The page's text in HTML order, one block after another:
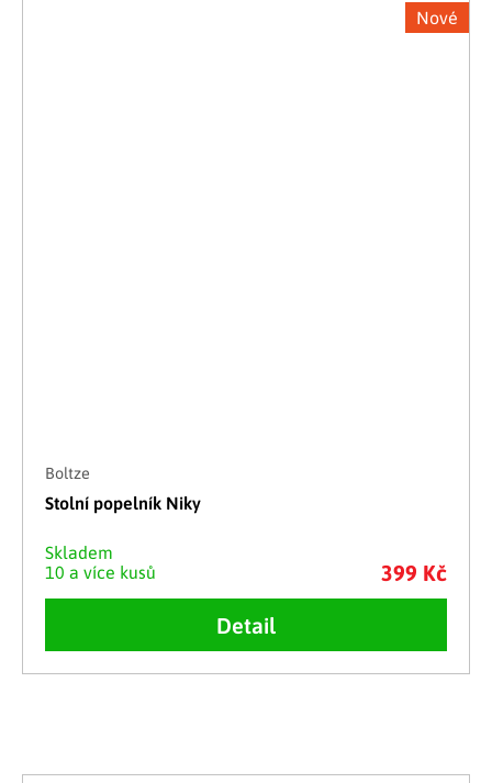
Nové
Boltze
Stolní popelník Niky
Skladem
10 a více kusů
399 Kč
Detail